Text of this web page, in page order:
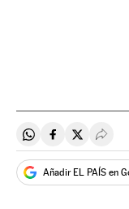
Compartir en
Compartir en
Añadir EL PAÍS en